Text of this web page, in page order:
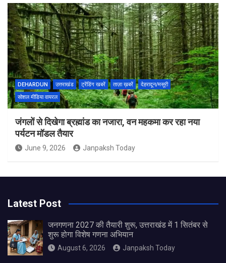
DEHARDUN उत्तराखंड ट्रेंडिंग खबरें ताज़ा ख़बरें
देहरादून/मसूरी
सोशल मीडिया वायरल
जंगलों से दिखेगा ब्रह्मांड का नजारा, वन महकमा कर रहा नया
पर्यटन मॉडल तैयार
June 9, 2026 Janpaksh Today
Latest Post
जनगणना 2027 की तैयारी शुरू, उत्तराखंड में 1 सितंबर से
शुरू होगा विशेष गणना अभियान
August 6, 2026 Janpaksh Today